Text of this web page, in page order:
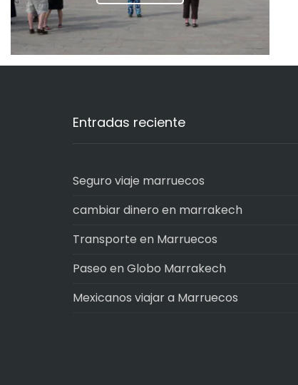
Entradas reciente
Seguro viaje marruecos
cambiar dinero en marrakech
Transporte en Marruecos
Paseo en Globo Marrakech
Mexicanos viajar a Marruecos